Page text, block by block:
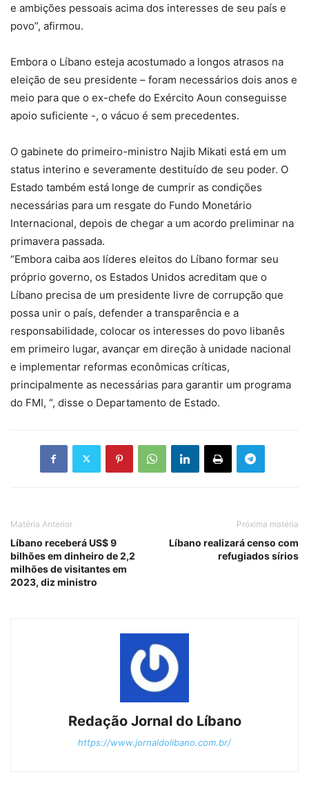
e ambições pessoais acima dos interesses de seu país e
povo”, afirmou.
Embora o Líbano esteja acostumado a longos atrasos na
eleição de seu presidente – foram necessários dois anos e
meio para que o ex-chefe do Exército Aoun conseguisse
apoio suficiente -, o vácuo é sem precedentes.
O gabinete do primeiro-ministro Najib Mikati está em um
status interino e severamente destituído de seu poder. O
Estado também está longe de cumprir as condições
necessárias para um resgate do Fundo Monetário
Internacional, depois de chegar a um acordo preliminar na
primavera passada.
“Embora caiba aos líderes eleitos do Líbano formar seu
próprio governo, os Estados Unidos acreditam que o
Líbano precisa de um presidente livre de corrupção que
possa unir o país, defender a transparência e a
responsabilidade, colocar os interesses do povo libanês
em primeiro lugar, avançar em direção à unidade nacional
e implementar reformas econômicas críticas,
principalmente as necessárias para garantir um programa
do FMI, “, disse o Departamento de Estado.
Matéria Anterior
Líbano receberá US$ 9
bilhões em dinheiro de 2,2
milhões de visitantes em
2023, diz ministro
Próxima matéria
Líbano realizará censo com
refugiados sírios
Redação Jornal do Líbano
https://www.jornaldolibano.com.br/